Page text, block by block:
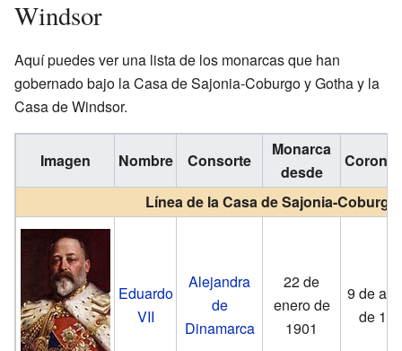
Windsor
Aquí puedes ver una lista de los monarcas que han
gobernado bajo la Casa de Sajonia-Coburgo y Gotha y la
Casa de Windsor.
Imagen Nombre Consorte
Monarca
desde
Línea de la Casa de Sajonia-
Eduardo
VII
Alejandra
de
Dinamarca
22 de
enero de
1901
9 de
de